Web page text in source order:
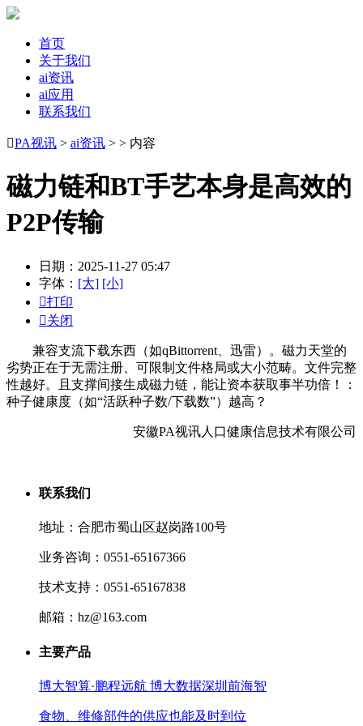
首页
关于我们
ai资讯
ai应用
联系我们
PA视讯 > ai资讯 > > 内容
磁力链和BT手艺本身是高效的
P2P传输
日期：2025-11-27 05:47
字体： [大] [小]
打印
关闭
兼容支流下载东西（如qBittorrent、迅雷）。磁力天堂的
劣势正在于无需注册、可限制文件格局或大小范畴。文件完整
性越好。且支撑间接生成磁力链，能让资本获取事半功倍！：
种子健康度（如“活跃种子数/下载数”）越高？
安徽PA视讯人口健康信息技术有限公司
联系我们
地址：合肥市蜀山区赵岗路100号
业务咨询：0551-65167366
技术支持：0551-65167838
邮箱：hz@163.com
主要产品
博大智算·鹏程远航 博大数据深圳前海智
食物、维修部件的供应也能及时到位